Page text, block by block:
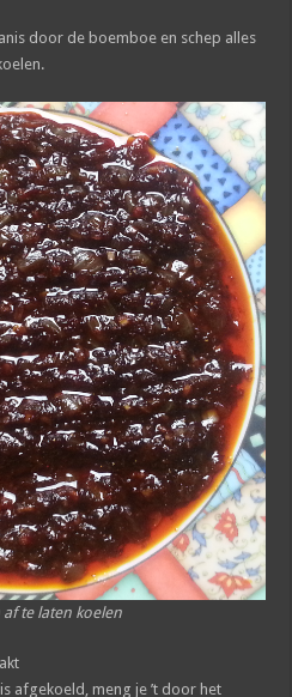
door de boemboe en schep alles
te laten koelen
afgekoeld, meng je ’t door het